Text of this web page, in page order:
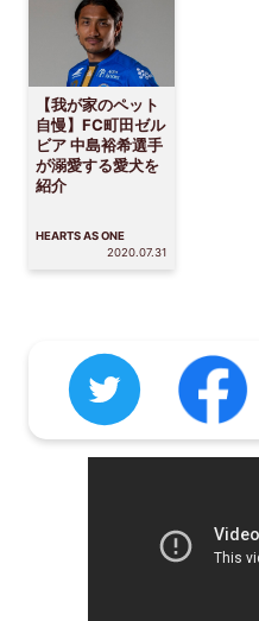
【我が家のペット
自慢】FC町田ゼル
ビア 中島裕希選手
が溺愛する愛犬を
紹介
HEARTS AS ONE
2020.07.31